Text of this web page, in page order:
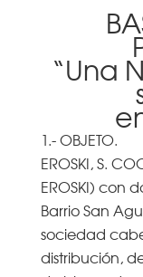
“Una
1.- OBJETO.
EROSKI, S.
EROSKI) con
Barrio San
sociedad
distribución,